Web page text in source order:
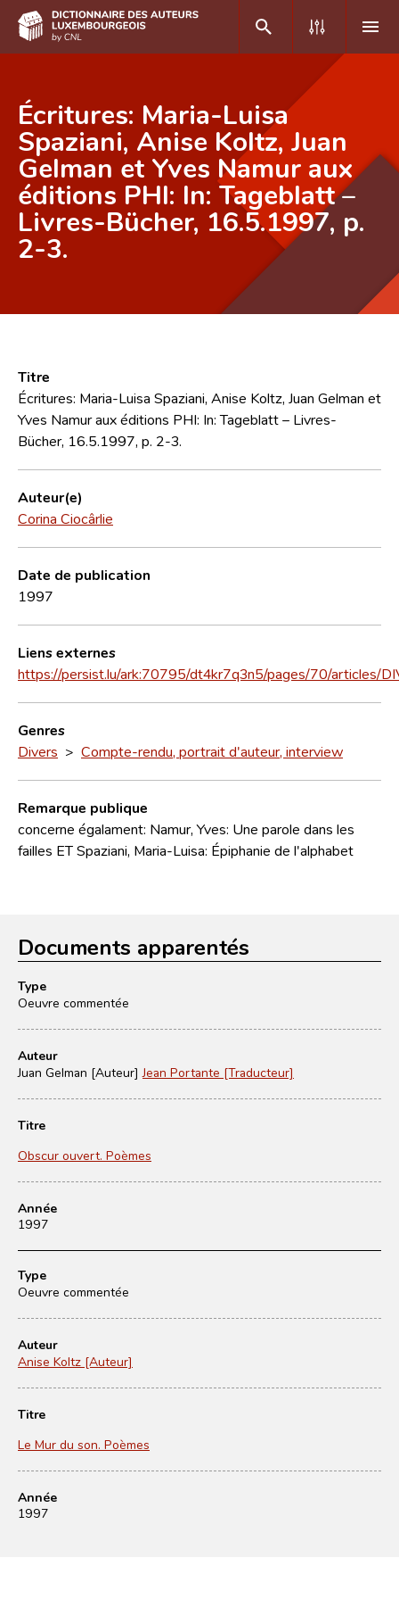
DE FR
Accueil
Auteur(e)s A-Z
Recherche avancée
CNL
Contact
Écritures: Maria-Luisa
Spaziani, Anise Koltz, Juan
Gelman et Yves Namur aux
éditions PHI: In: Tageblatt –
Livres-Bücher, 16.5.1997, p.
2-3.
Titre
Écritures: Maria-Luisa Spaziani, Anise Koltz, Juan Gelman et
Yves Namur aux éditions PHI: In: Tageblatt – Livres-
Bücher, 16.5.1997, p. 2-3.
Auteur(e)
Corina Ciocârlie
Date de publication
1997
Liens externes
https://persist.lu/ark:70795/dt4kr7q3n5/pages/70/articles/
Genres
Divers > Compte-rendu, portrait d'auteur, interview
Remarque publique
concerne égalament: Namur, Yves: Une parole dans les
failles ET Spaziani, Maria-Luisa: Épiphanie de l'alphabet
Documents apparentés
Type
Oeuvre commentée
Auteur
Juan Gelman [Auteur] Jean Portante [Traducteur]
Titre
Obscur ouvert. Poèmes
Année
1997
Type
Oeuvre commentée
Auteur
Anise Koltz [Auteur]
Titre
Le Mur du son. Poèmes
Année
1997